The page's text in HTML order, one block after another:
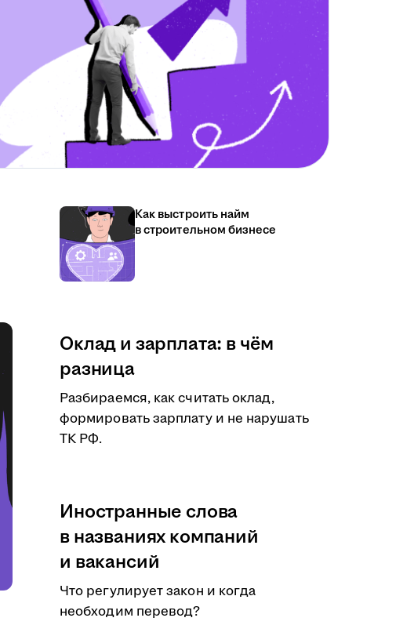
Как выстроить найм
в строительном бизнесе
Оклад и зарплата: в чём
разница
Разбираемся, как считать оклад,
формировать зарплату и не нарушать
ТК РФ.
Иностранные слова
в названиях компаний
и вакансий
Что регулирует закон и когда
необходим перевод?